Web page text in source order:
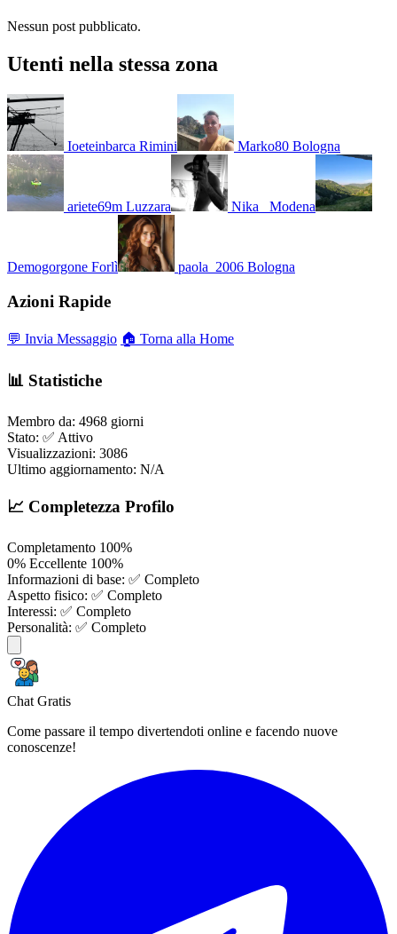
Nessun post pubblicato.
Utenti nella stessa zona
Ioeteinbarca Rimini Marko80 Bologna
ariete69m Luzzara Nika_ Modena
Demogorgone Forlì paola_2006 Bologna
Azioni Rapide
💬 Invia Messaggio 🏠 Torna alla Home
📊 Statistiche
Membro da: 4968 giorni
Stato: ✅ Attivo
Visualizzazioni: 3086
Ultimo aggiornamento: N/A
📈 Completezza Profilo
Completamento 100%
0% Eccellente 100%
Informazioni di base: ✅ Completo
Aspetto fisico: ✅ Completo
Interessi: ✅ Completo
Personalità: ✅ Completo
Chat Gratis
Come passare il tempo divertendoti online e facendo nuove
conoscenze!